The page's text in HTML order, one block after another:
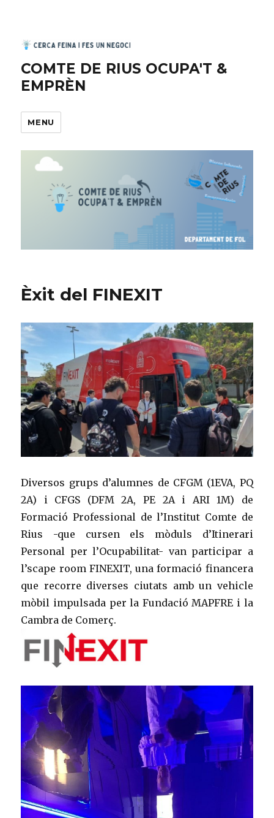
COMTE DE RIUS OCUPA'T &
EMPRÈN
MENU
Èxit del FINEXIT
Diversos grups d’alumnes de CFGM (1EVA, PQ
2A) i CFGS (DFM 2A, PE 2A i ARI 1M) de
Formació Professional de l’Institut Comte de
Rius -que cursen els mòduls d’Itinerari
Personal per l’Ocupabilitat- van participar a
l’scape room FINEXIT, una formació financera
que recorre diverses ciutats amb un vehicle
mòbil impulsada per la Fundació MAPFRE i la
Cambra de Comerç.